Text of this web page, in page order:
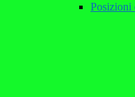
Posizioni